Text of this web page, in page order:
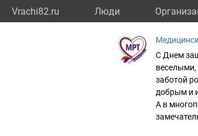
Vrachi82.ru Люди
С Днем
заботой
добрым и
А в